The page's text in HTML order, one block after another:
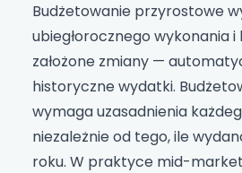
Budżetowanie przyrostowe
ubiegłorocznego wykonania i
założone zmiany —
historyczne wydatki.
wymaga uzasadnienia
niezależnie od tego, ile
roku. W praktyce mid-market